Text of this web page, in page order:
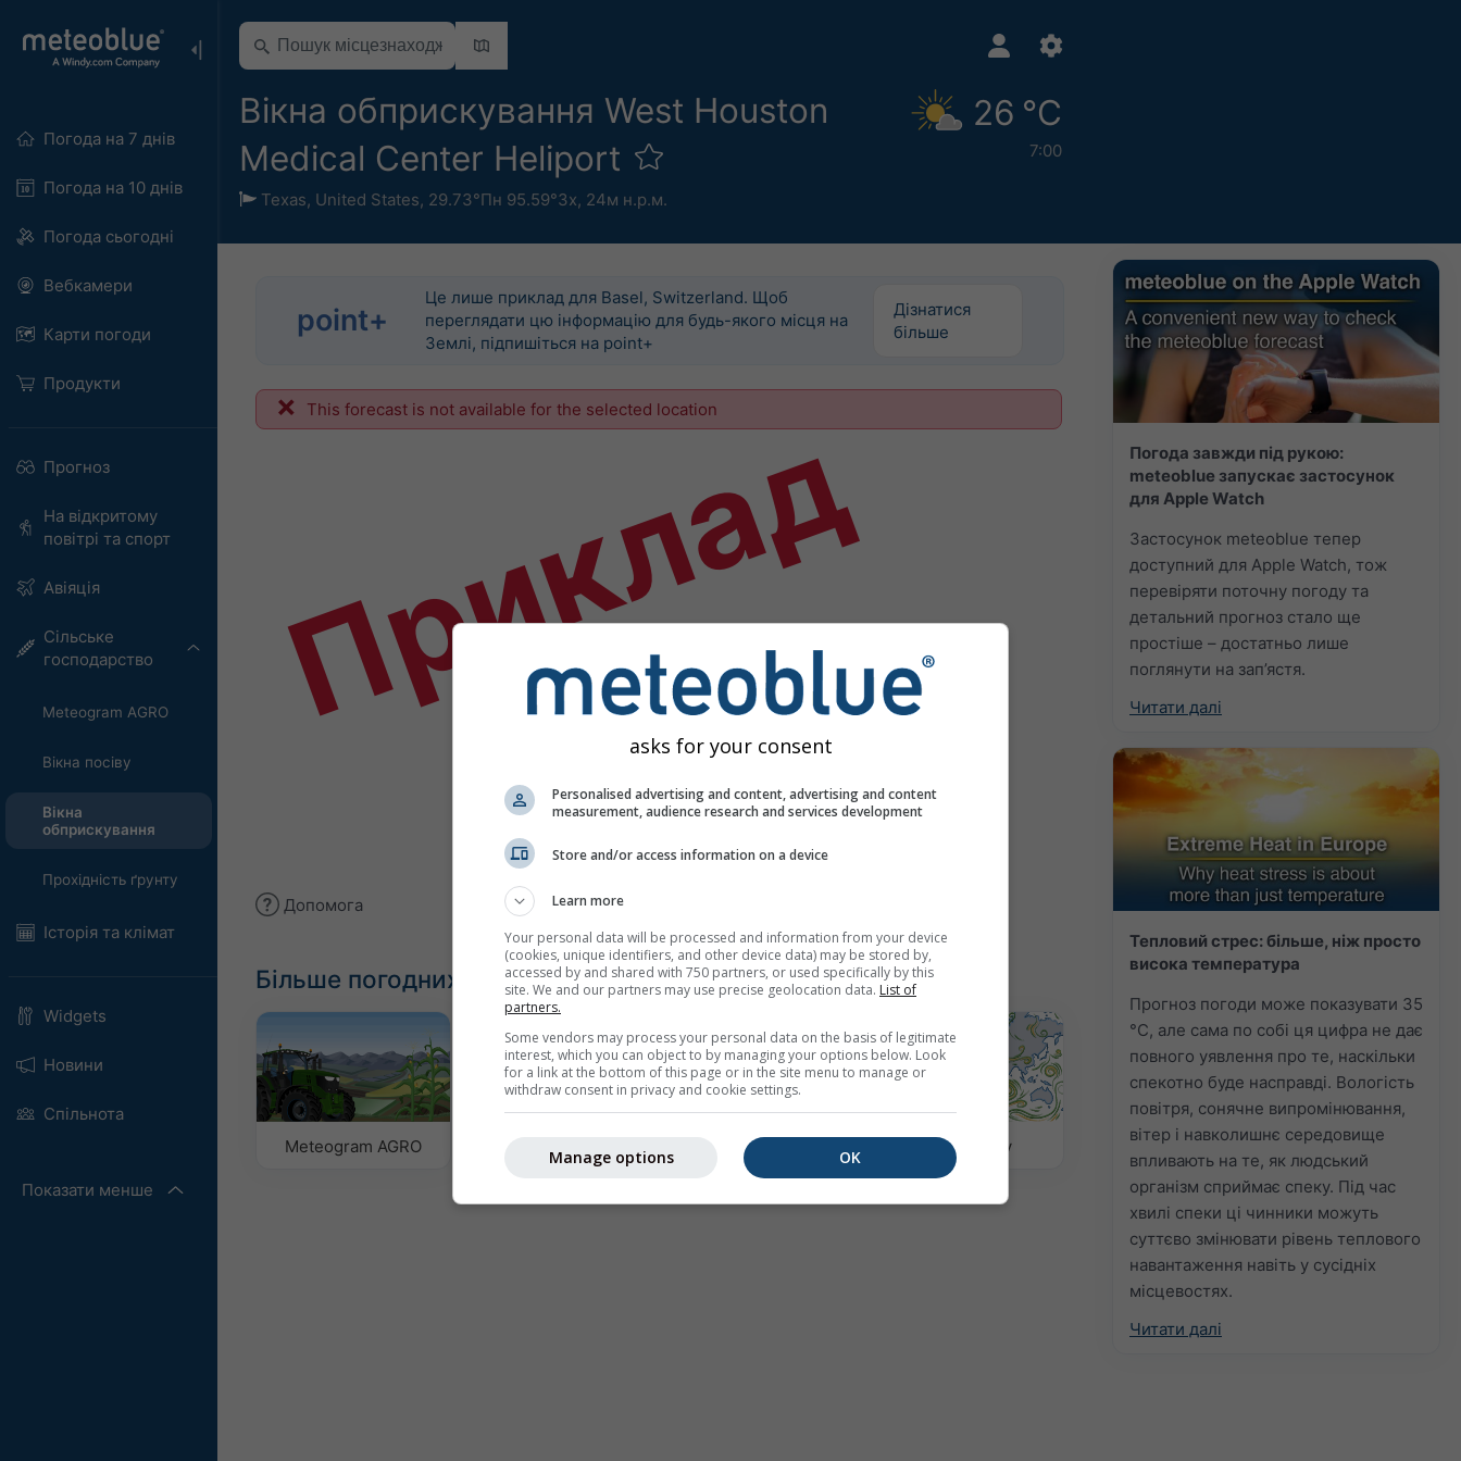
Погода на 7 днів
Погода на 10 днів
Погода сьогодні
Вебкамери
Карти погоди
Продукти
Прогноз
На відкритому
повітрі та спорт
Авіяція
Сільське
господарство
Meteogram AGRO
Вікна посіву
Вікна
обприскування
Прохідність ґрунту
Історія та клімат
Widgets
Новини
Спільнота
Показати менше
Вікна обприскування West Houston
Medical Center Heliport
Texas, United States, 29.73°Пн 95.59°Зх, 24м н.р.м.
26 °C
7:00
Погода завжди під рукою:
meteoblue запускає застосунок
для Apple Watch
Застосунок meteoblue тепер
доступний для Apple Watch, тож
перевіряти поточну погоду та
детальний прогноз стало ще
простіше – достатньо лише
поглянути на зап’ястя.
Читати далі
Тепловий стрес: більше, ніж просто
висока температура
Прогноз погоди може показувати 35
°C, але сама по собі ця цифра не дає
повного уявлення про те, наскільки
спекотно буде насправді. Вологість
повітря, сонячне випромінювання,
вітер і навколишнє середовище
впливають на те, як людський
організм сприймає спеку. Під час
хвилі спеки ці чинники можуть
суттєво змінювати рівень теплового
навантаження навіть у сусідніх
місцевостях.
Читати далі
point+
Це лише приклад для Basel, Switzerland. Щоб
переглядати цю інформацію для будь-якого місця на
Землі, підпишіться на point+
Дізнатися
більше
This forecast is not available for the selected location
Приклад
Допомога
Більше погодних даних
Meteogram AGRO AIR Карта вітру
asks for your consent
Personalised advertising and content, advertising and content
measurement, audience research and services development
Store and/or access information on a device
Learn more
Your personal data will be processed and information from your device
(cookies, unique identifiers, and other device data) may be stored by,
accessed by and shared with 750 partners, or used specifically by this
site. We and our partners may use precise geolocation data. List of
partners.
Some vendors may process your personal data on the basis of legitimate
interest, which you can object to by managing your options below. Look
for a link at the bottom of this page or in the site menu to manage or
withdraw consent in privacy and cookie settings.
OK
Manage options